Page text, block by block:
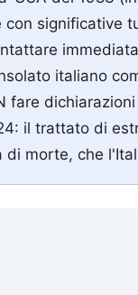
significative
italiano
fare
il trattato di
di morte, che